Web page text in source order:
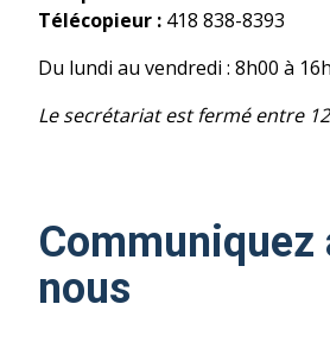
Télécopieur : 418 838-8393
Du lundi au vendredi : 8h00 à
Le secrétariat est fermé entre
Communiquez
nous